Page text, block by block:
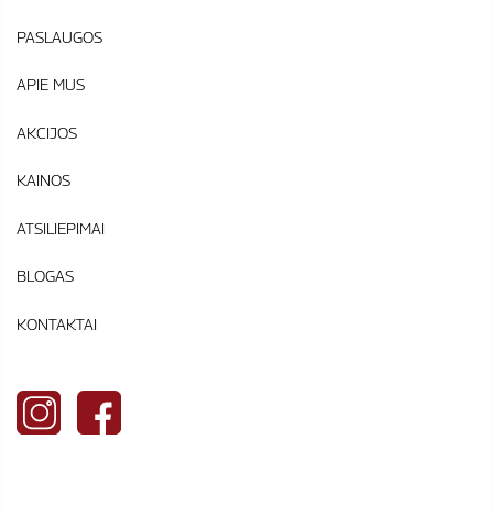
PASLAUGOS
APIE MUS
AKCIJOS
KAINOS
ATSILIEPIMAI
BLOGAS
KONTAKTAI